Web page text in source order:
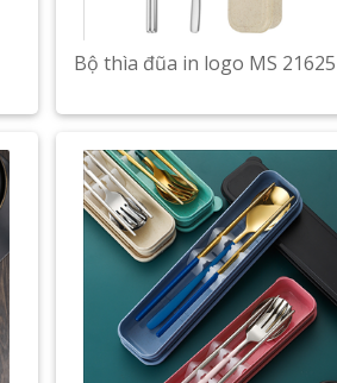
Bộ thìa đũa in logo MS 21625